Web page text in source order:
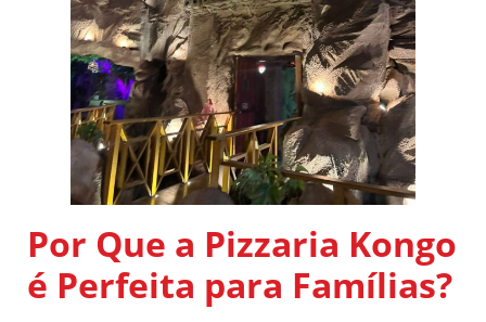
Por Que a Pizzaria Kongo
é Perfeita para Famílias?